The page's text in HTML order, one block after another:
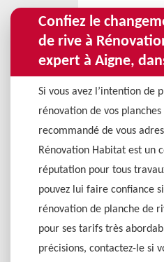
Confiez le
de rive à
expert à Aigne,
Si vous avez l’intention de
rénovation de vos
recommandé de vous
Rénovation Habitat est un
réputation pour tous
pouvez lui faire confiance
rénovation de planche de
pour ses tarifs très
précisions, contactez-le si